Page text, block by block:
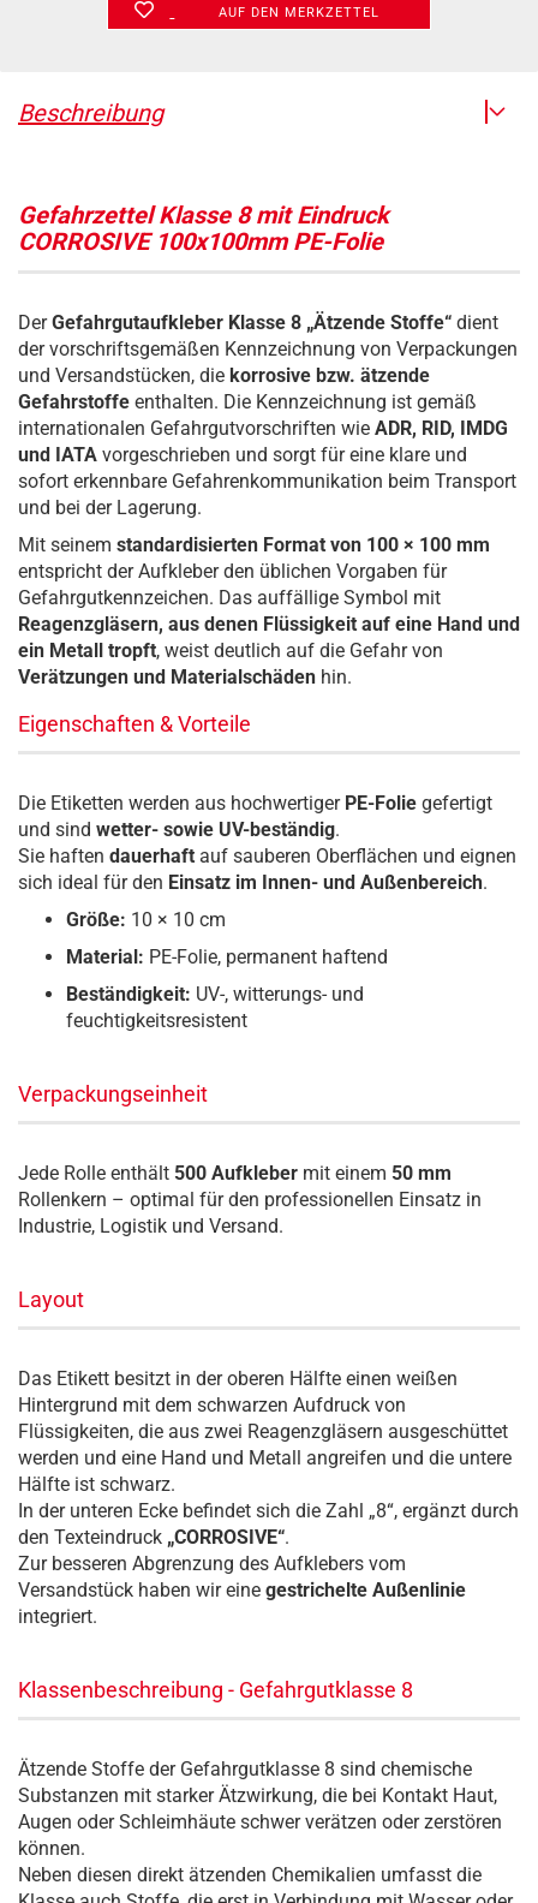
AUF DEN MERKZETTEL
Beschreibung
Gefahrzettel Klasse 8 mit Eindruck
CORROSIVE 100x100mm PE-Folie
DerGefahrgutaufkleber Klasse 8 „Ätzende Stoffe“ dient
der vorschriftsgemäßen Kennzeichnung von Verpackungen
und Versandstücken, die korrosive bzw. ätzende
Gefahrstoffe enthalten. Die Kennzeichnung ist gemäß
internationalen Gefahrgutvorschriften wie ADR, RID, IMDG
und IATA vorgeschrieben und sorgt für eine klare und
sofort erkennbare Gefahrenkommunikation beim Transport
und bei der Lagerung.
Mit seinem standardisierten Format von 100 × 100 mm
entspricht der Aufkleber den üblichen Vorgaben für
Gefahrgutkennzeichen. Das auffällige Symbol mit
Reagenzgläsern, aus denen Flüssigkeit auf eine Hand und
ein Metall tropft, weist deutlich auf die Gefahr von
Verätzungen und Materialschäden hin.
Eigenschaften & Vorteile
Die Etiketten werden aus hochwertiger PE-Folie gefertigt
und sind wetter- sowie UV-beständig.
Sie haften dauerhaft auf sauberen Oberflächen und eignen
sich ideal für den Einsatz im Innen- und Außenbereich.
Größe: 10 × 10 cm
Material: PE-Folie, permanent haftend
Beständigkeit: UV-, witterungs- und
feuchtigkeitsresistent
Verpackungseinheit
Jede Rolle enthält 500 Aufkleber mit einem 50 mm
Rollenkern – optimal für den professionellen Einsatz in
Industrie, Logistik und Versand.
Layout
Das Etikett besitzt in der oberen Hälfte einen weißen
Hintergrund mit dem schwarzen Aufdruck von
Flüssigkeiten, die aus zwei Reagenzgläsern ausgeschüttet
werden und eine Hand und Metall angreifen und die untere
Hälfte ist schwarz.
In der unteren Ecke befindet sich die Zahl „8“, ergänzt durch
den Texteindruck „CORROSIVE“.
Zur besseren Abgrenzung des Aufklebers vom
Versandstück haben wir eine gestrichelte Außenlinie
integriert.
Klassenbeschreibung - Gefahrgutklasse 8
Ätzende Stoffe der Gefahrgutklasse 8 sind chemische
Substanzen mit starker Ätzwirkung, die bei Kontakt Haut,
Augen oder Schleimhäute schwer verätzen oder zerstören
können.
Neben diesen direkt ätzenden Chemikalien umfasst die